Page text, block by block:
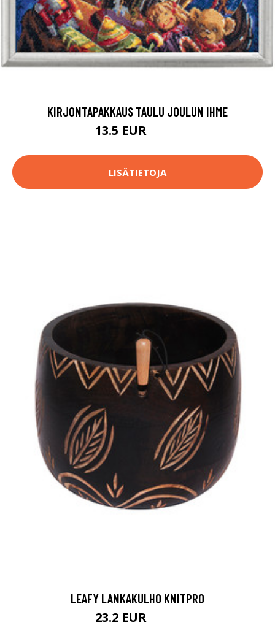
KIRJONTAPAKKAUS TAULU JOULUN IHME
13.5 EUR
LISÄTIETOJA
LEAFY LANKAKULHO KNITPRO
23.2 EUR